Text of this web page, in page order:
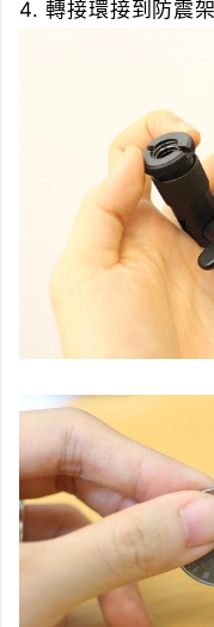
4. 轉接環接到防震